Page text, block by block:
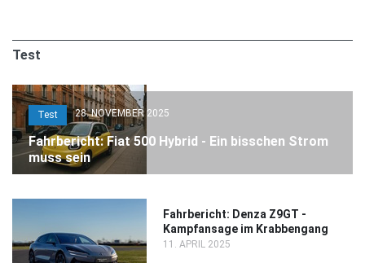
Test
Test 28. NOVEMBER 2025
Fahrbericht: Fiat 500 Hybrid - Ein bisschen Strom
muss sein
Fahrbericht: Denza Z9GT -
Kampfansage im Krabbengang
11. APRIL 2025